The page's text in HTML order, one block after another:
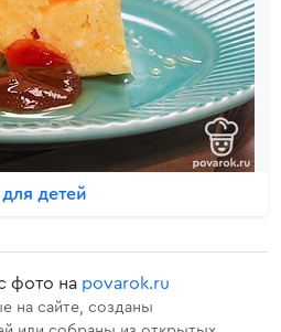
детей
фото на povarok.ru
на сайте, созданы